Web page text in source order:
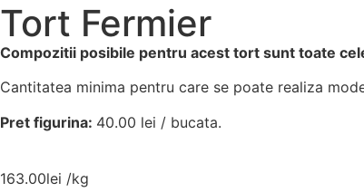
Tort Fermier
Compozitii posibile pentru acest tort sunt toate
Cantitatea minima pentru care se poate realiza
Pret figurina: 40.00 lei / bucata.
163.00lei /kg